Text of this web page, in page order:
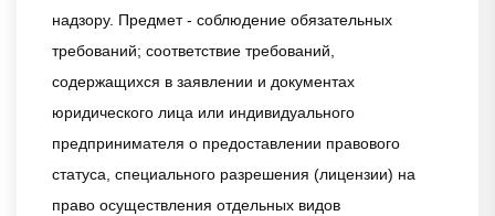
надзору. Предмет - соблюдение обязательных
требований; соответствие требований,
содержащихся в заявлении и документах
юридического лица или индивидуального
предпринимателя о предоставлении правового
статуса, специального разрешения (лицензии) на
право осуществления отдельных видов